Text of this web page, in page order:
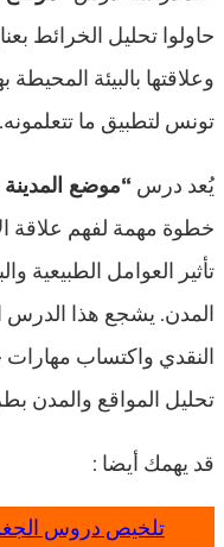
حاولوا تحليل الخرائط
وعلاقتها بالبيئة
تونس لتطبيق ما تتعلمونه.
يُعد درس“موضع
خطوة مهمة لفهم علاقة
تأثير العوامل الطبيعية
المدن. يشجع هذا الدرس
النقدي واكتساب
تحليل المواقع والمدن
قد يهمك أيضا :
تلخيص دروس